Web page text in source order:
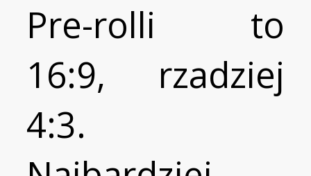
Pre-rolli to
16:9, rzadziej
4:3.